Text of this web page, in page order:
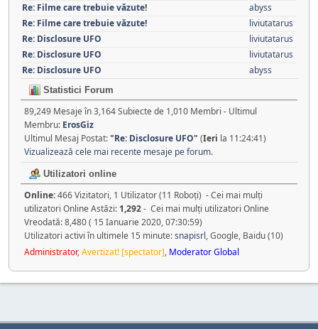
Re: Filme care trebuie văzute!
abyss
Re: Filme care trebuie văzute!
liviutatarus
Re: Disclosure UFO
liviutatarus
Re: Disclosure UFO
liviutatarus
Re: Disclosure UFO
abyss
Statistici Forum
89,249 Mesaje în 3,164 Subiecte de 1,010 Membri - Ultimul
Membru: ErosGiz
Ultimul Mesaj Postat:"Re: Disclosure UFO" (Ieri la 11:24:41)
Vizualizează cele mai recente mesaje pe forum.
Utilizatori online
Online:466 Vizitatori, 1 Utilizator (11 Roboţi) - Cei mai mulţi
utilizatori Online Astăzi: 1,292- Cei mai mulţi utilizatori Online
Vreodată: 8,480 ( 15 Ianuarie 2020, 07:30:59)
Utilizatori activi în ultimele 15 minute:snapisrl, Google, Baidu (10)
Administrator,Avertizat! [spectator], Moderator Global